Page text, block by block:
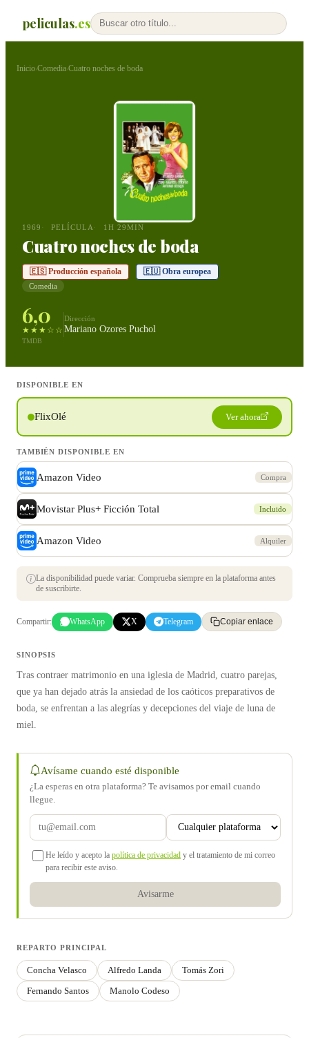
peliculas.es
Inicio›Comedia›Cuatro noches de boda
1969 PELÍCULA 1H 29MIN
Cuatro noches de boda
🇪🇸 Producción española 🇪🇺 Obra europea
Comedia
6,0
★★★☆☆
TMDB
Dirección
Mariano Ozores Puchol
DISPONIBLE EN
FlixOlé Ver ahora
TAMBIÉN DISPONIBLE EN
Amazon Video Compra
Movistar Plus+ Ficción Total Incluido
Amazon Video Alquiler
La disponibilidad puede variar. Comprueba siempre en la plataforma antes
de suscribirte.
Compartir: WhatsApp X Telegram Copiar enlace
SINOPSIS
Tras contraer matrimonio en una iglesia de Madrid, cuatro parejas,
que ya han dejado atrás la ansiedad de los caóticos preparativos de
boda, se enfrentan a las alegrías y decepciones del viaje de luna de
miel.
Avísame cuando esté disponible
¿La esperas en otra plataforma? Te avisamos por email cuando
llegue.
He leído y acepto la política de privacidad y el tratamiento de mi correo
para recibir este aviso.
Avisarme
REPARTO PRINCIPAL
Concha Velasco Alfredo Landa
Tomás Zori
Fernando Santos
Manolo Codeso